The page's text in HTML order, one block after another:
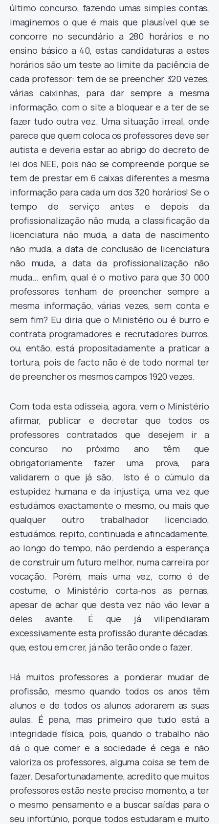
último concurso, fazendo umas simples contas,
imaginemos o que é mais que plausível que se
concorre no secundário a 280 horários e no
ensino básico a 40, estas candidaturas a estes
horários são um teste ao limite da paciência de
cada professor: tem de se preencher 320 vezes,
várias caixinhas, para dar sempre a mesma
informação, com o site a bloquear e a ter de se
fazer tudo outra vez. Uma situação irreal, onde
parece que quem coloca os professores deve ser
autista e deveria estar ao abrigo do decreto de
lei dos NEE, pois não se compreende porque se
tem de prestar em 6 caixas diferentes a mesma
informação para cada um dos 320 horários! Se o
tempo de serviço antes e depois da
profissionalização não muda, a classificação da
licenciatura não muda, a data de nascimento
não muda, a data de conclusão de licenciatura
não muda, a data da profissionalização não
muda… enfim, qual é o motivo para que 30 000
professores tenham de preencher sempre a
mesma informação, várias vezes, sem conta e
sem fim? Eu diria que o Ministério ou é burro e
contrata programadores e recrutadores burros,
ou, então, está propositadamente a praticar a
tortura, pois de facto não é de todo normal ter
de preencher os mesmos campos 1920 vezes.
Com toda esta odisseia, agora, vem o Ministério
afirmar, publicar e decretar que todos os
professores contratados que desejem ir a
concurso no próximo ano têm que
obrigatoriamente fazer uma prova, para
validarem o que já são. Isto é o cúmulo da
estupidez humana e da injustiça, uma vez que
estudámos exactamente o mesmo, ou mais que
qualquer outro trabalhador licenciado,
estudámos, repito, continuada e afincadamente,
ao longo do tempo, não perdendo a esperança
de construir um futuro melhor, numa carreira por
vocação. Porém, mais uma vez, como é de
costume, o Ministério corta-nos as pernas,
apesar de achar que desta vez não vão levar a
deles avante. É que já vilipendiaram
excessivamente esta profissão durante décadas,
que, estou em crer, já não terão onde o fazer.
Há muitos professores a ponderar mudar de
profissão, mesmo quando todos os anos têm
alunos e de todos os alunos adorarem as suas
aulas. É pena, mas primeiro que tudo está a
integridade física, pois, quando o trabalho não
dá o que comer e a sociedade é cega e não
valoriza os professores, alguma coisa se tem de
fazer. Desafortunadamente, acredito que muitos
professores estão neste preciso momento, a ter
o mesmo pensamento e a buscar saídas para o
seu infortúnio, porque todos estudaram e muito